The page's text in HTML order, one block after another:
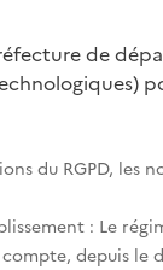
de
du RGPD, les
: Le
depuis